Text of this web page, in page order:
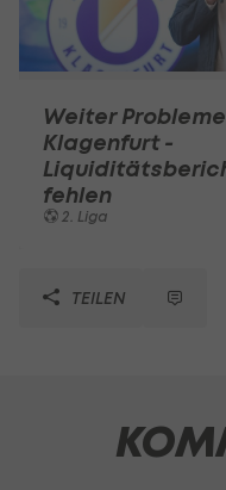
Weiter
Klagenfurt -
fehlen
2. Liga
TEILEN